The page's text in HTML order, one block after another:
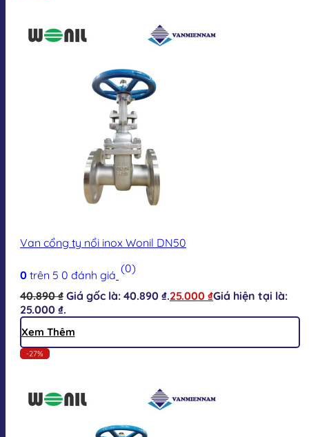
Van cổng ty nổi inox Wonil DN50
0 trên 5 0 đánh giá (0)
40.890₫ Giá gốc là: 40.890 ₫.25.000 ₫Giá hiện tại là:
25.000 ₫.
Xem Thêm
-27%